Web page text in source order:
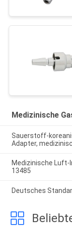
Medizinische
Sauerstoff-
Adapter,
Medizinische Luft-
13485
Deutsches